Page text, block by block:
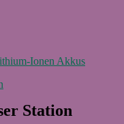
Ionen Akkus
Station